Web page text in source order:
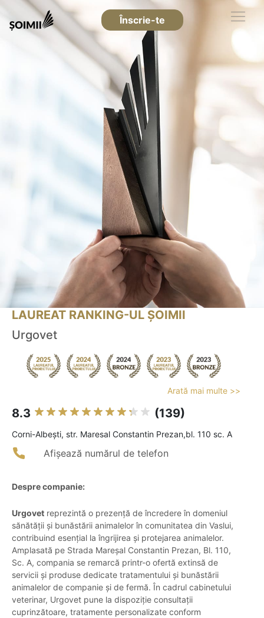
Înscrie-te
LAUREAT RANKING-UL ȘOIMII
Urgovet
Arată mai multe >>
8.3 (139)
Corni-Albeşti, str. Maresal Constantin Prezan,bl. 110 sc. A
Afișează numărul de telefon
Despre companie:
Urgovet reprezintă o prezență de încredere în domeniul
sănătății și bunăstării animalelor în comunitatea din Vaslui,
contribuind esențial la îngrijirea și protejarea animalelor.
Amplasată pe Strada Mareșal Constantin Prezan, Bl. 110,
Sc. A, compania se remarcă printr-o ofertă extinsă de
servicii și produse dedicate tratamentului și bunăstării
animalelor de companie și de fermă. În cadrul cabinetului
veterinar, Urgovet pune la dispoziție consultații
cuprinzătoare, tratamente personalizate conform